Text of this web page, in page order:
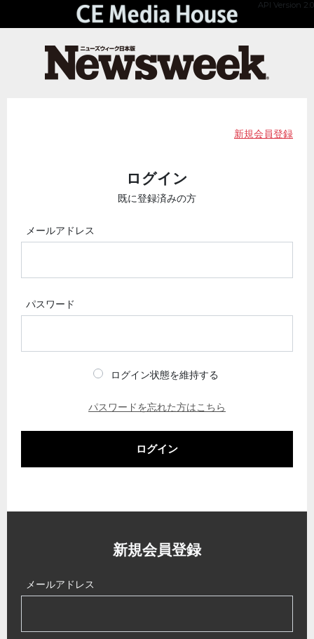
API Version 2.0
新規会員登録
ログイン
既に登録済みの方
メールアドレス
パスワード
ログイン状態を維持する
パスワードを忘れた方はこちら
ログイン
新規会員登録
メールアドレス